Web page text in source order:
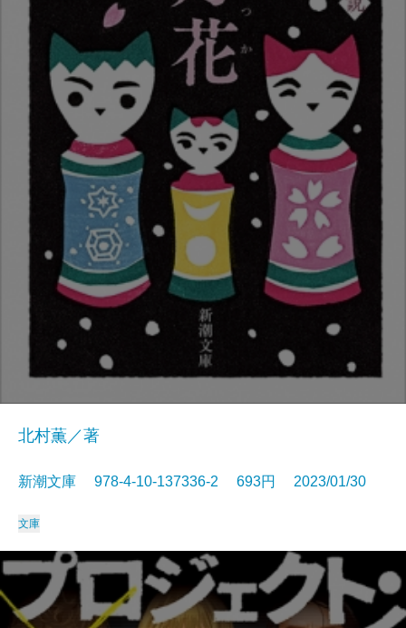
北村薫／著
新潮文庫 978-4-10-137336-2 693円 2023/01/30
文庫